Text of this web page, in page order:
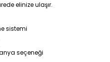
elinize ulaşır.
sistemi
seçeneği